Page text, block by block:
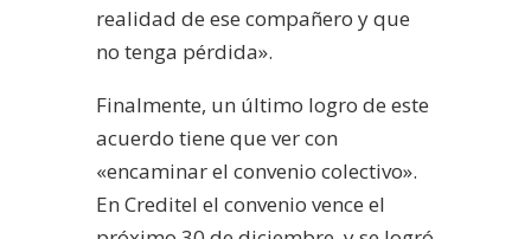
realidad de ese compañero y que
no tenga pérdida».
Finalmente, un último logro de este
acuerdo tiene que ver con
«encaminar el convenio colectivo».
En Creditel el convenio vence el